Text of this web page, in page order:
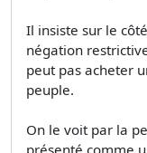
Il insiste sur le
négation
peut pas acheter
peuple.
On le voit par la
présenté comme